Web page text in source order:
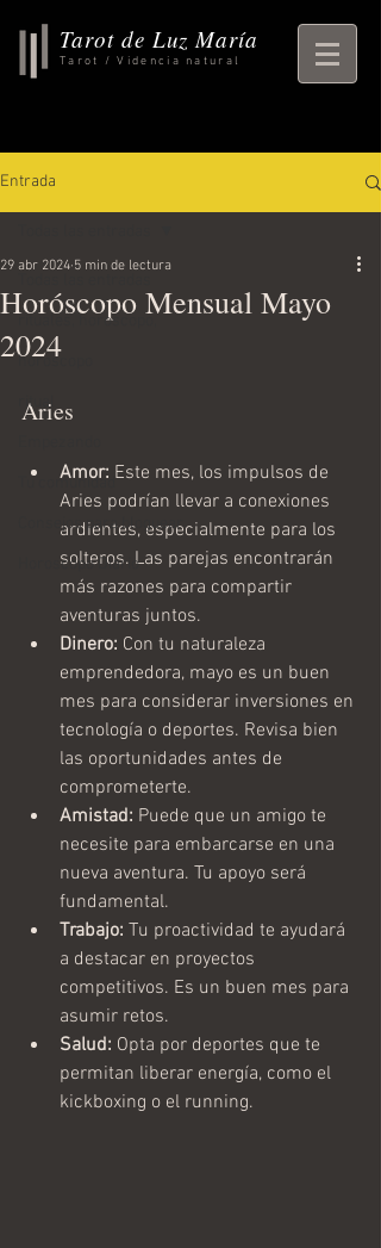
Tarot de Luz María
Tarot / Videncia natural
Entrada
rituales, horoscopo,
horoscopo
ritual
Tu comunidad
Consejos para bloguear
Horoscopo Diario
Horóscopo Mensual Mayo
2024
29 abr 2024 5 min de lectura
Aries
Amor: Este mes, los impulsos de
Aries podrían llevar a conexiones
ardientes, especialmente para los
solteros. Las parejas encontrarán
más razones para compartir
aventuras juntos.
Dinero: Con tu naturaleza
emprendedora, mayo es un buen
mes para considerar inversiones en
tecnología o deportes. Revisa bien
las oportunidades antes de
comprometerte.
Amistad: Puede que un amigo te
necesite para embarcarse en una
nueva aventura. Tu apoyo será
fundamental.
Trabajo: Tu proactividad te ayudará
a destacar en proyectos
competitivos. Es un buen mes para
asumir retos.
Salud: Opta por deportes que te
permitan liberar energía, como el
kickboxing o el running.